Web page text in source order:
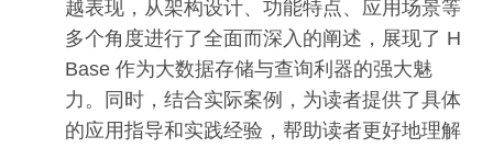
越表现，从架构设计、功能特点、应用场景等
多个角度进行了全面而深入的阐述，展现了 H
Base 作为大数据存储与查询利器的强大魅
力。同时，结合实际案例，为读者提供了具体
的应用指导和实践经验，帮助读者更好地理解